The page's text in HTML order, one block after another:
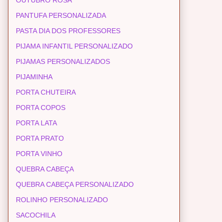
PANTUFA PERSONALIZADA
PASTA DIA DOS PROFESSORES
PIJAMA INFANTIL PERSONALIZADO
PIJAMAS PERSONALIZADOS
PIJAMINHA
PORTA CHUTEIRA
PORTA COPOS
PORTA LATA
PORTA PRATO
PORTA VINHO
QUEBRA CABEÇA
QUEBRA CABEÇA PERSONALIZADO
ROLINHO PERSONALIZADO
SACOCHILA